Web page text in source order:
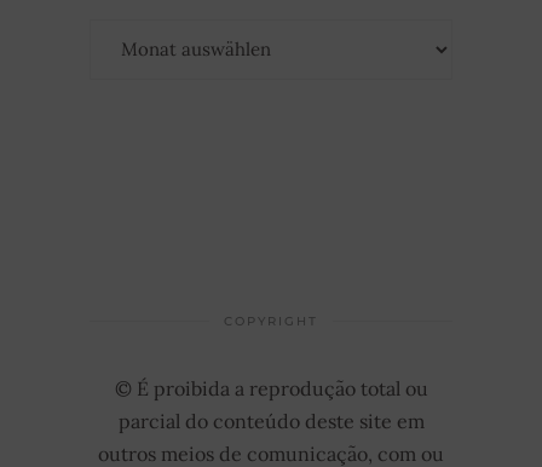
COPYRIGHT
© É proibida a reprodução total ou
parcial do conteúdo deste site em
outros meios de comunicação, com ou